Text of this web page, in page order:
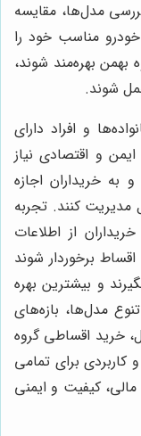
مدل‌ها، مقایسه
مناسب خود را
بهمن بهره‌مند شوند،
شوند.
و افراد دارای
و اقتصادی نیاز
به خریداران اجازه
مدیریت کنند. تجربه
از اطلاعات
برخوردار شوند
و بیشترین بهره
مدل‌ها، بازه‌های
خرید اقساطی گروه
برای تمامی
کیفیت و ایمنی